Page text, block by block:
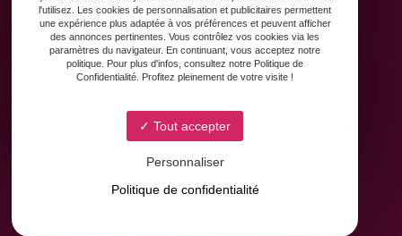
Copywriting
Contact
8 Avenue Yves Brunaud
l'utilisez. Les cookies de personnalisation et publicitaires permettent
une expérience plus adaptée à vos préférences et peuvent afficher
des annonces pertinentes. Vous contrôlez vos cookies via les
paramètres du navigateur. En continuant, vous acceptez notre
politique. Pour plus d'infos, consultez notre Politique de
Confidentialité. Profitez pleinement de votre visite !
Tout accepter
Personnaliser
Politique de confidentialité